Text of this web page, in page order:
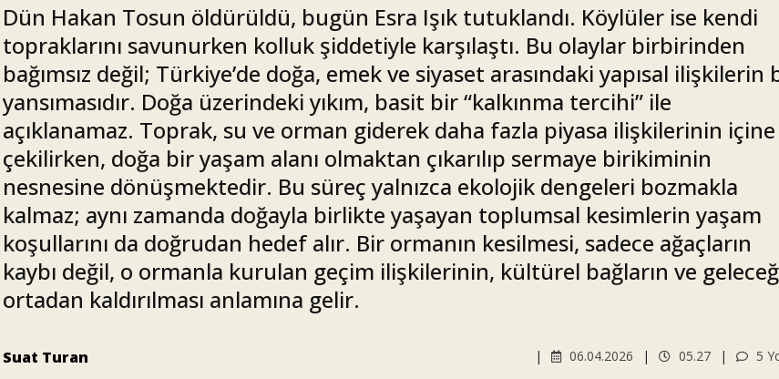
Dün Hakan Tosun öldürüldü, bugün Esra Işık tutuklandı. Köylüler ise kendi
topraklarını savunurken kolluk şiddetiyle karşılaştı. Bu olaylar birbirinden
bağımsız değil; Türkiye’de doğa, emek ve siyaset arasındaki yapısal ilişkilerin
yansımasıdır. Doğa üzerindeki yıkım, basit bir “kalkınma tercihi” ile
açıklanamaz. Toprak, su ve orman giderek daha fazla piyasa ilişkilerinin içine
çekilirken, doğa bir yaşam alanı olmaktan çıkarılıp sermaye birikiminin
nesnesine dönüşmektedir. Bu süreç yalnızca ekolojik dengeleri bozmakla
kalmaz; aynı zamanda doğayla birlikte yaşayan toplumsal kesimlerin yaşam
koşullarını da doğrudan hedef alır. Bir ormanın kesilmesi, sadece ağaçların
kaybı değil, o ormanla kurulan geçim ilişkilerinin, kültürel bağların ve
ortadan kaldırılması anlamına gelir.
Suat Turan 5
05.27
06.04.2026